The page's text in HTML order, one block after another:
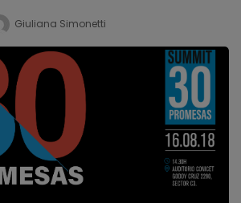
Giuliana Simonetti